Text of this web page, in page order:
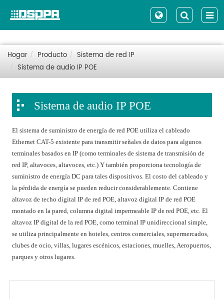
Hogar Producto
Sistema de red IP
Sistema de audio IP POE
Sistema de audio IP POE
El sistema de suministro de energía de red POE utiliza el cableado
Ethernet CAT-5 existente para transmitir señales de datos para algunos
terminales basados en IP (como terminales de sistema de transmisión de
red IP, altavoces, altavoces, etc.) Y también proporciona tecnología de
suministro de energía DC para tales dispositivos. El costo del cableado y
la pérdida de energía se pueden reducir considerablemente. Contiene
altavoz de techo digital IP de red POE, altavoz digital IP de red POE
montado en la pared, columna digital impermeable IP de red POE, etc. El
altavoz IP digital de la red POE, como terminal IP unidireccional simple,
se utiliza principalmente en hoteles, centros comerciales, supermercados,
clubes de ocio, villas, lugares escénicos, estaciones, muelles, Aeropuertos,
parques y otros lugares.